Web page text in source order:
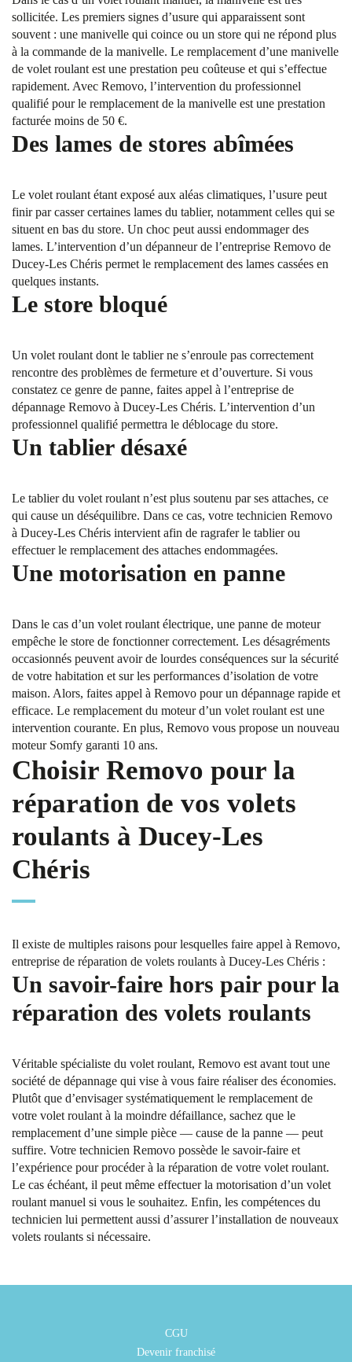
sollicitée. Les premiers signes d’usure qui apparaissent sont
souvent : une manivelle qui coince ou un store qui ne répond plus
à la commande de la manivelle. Le remplacement d’une manivelle
de volet roulant est une prestation peu coûteuse et qui s’effectue
rapidement. Avec Removo, l’intervention du professionnel
qualifié pour le remplacement de la manivelle est une prestation
facturée moins de 50 €.
Des lames de stores abîmées
Le volet roulant étant exposé aux aléas climatiques, l’usure peut
finir par casser certaines lames du tablier, notamment celles qui se
situent en bas du store. Un choc peut aussi endommager des
lames. L’intervention d’un dépanneur de l’entreprise Removo de
Ducey-Les Chéris permet le remplacement des lames cassées en
quelques instants.
Le store bloqué
Un volet roulant dont le tablier ne s’enroule pas correctement
rencontre des problèmes de fermeture et d’ouverture. Si vous
constatez ce genre de panne, faites appel à l’entreprise de
dépannage Removo à Ducey-Les Chéris. L’intervention d’un
professionnel qualifié permettra le déblocage du store.
Un tablier désaxé
Le tablier du volet roulant n’est plus soutenu par ses attaches, ce
qui cause un déséquilibre. Dans ce cas, votre technicien Removo
à Ducey-Les Chéris intervient afin de ragrafer le tablier ou
effectuer le remplacement des attaches endommagées.
Une motorisation en panne
Dans le cas d’un volet roulant électrique, une panne de moteur
empêche le store de fonctionner correctement. Les désagréments
occasionnés peuvent avoir de lourdes conséquences sur la sécurité
de votre habitation et sur les performances d’isolation de votre
maison. Alors, faites appel à Removo pour un dépannage rapide et
efficace. Le remplacement du moteur d’un volet roulant est une
intervention courante. En plus, Removo vous propose un nouveau
moteur Somfy garanti 10 ans.
Choisir Removo pour la
réparation de vos volets
roulants à Ducey-Les
Chéris
Il existe de multiples raisons pour lesquelles faire appel à Removo,
entreprise de réparation de volets roulants à Ducey-Les Chéris :
Un savoir-faire hors pair pour la
réparation des volets roulants
Véritable spécialiste du volet roulant, Removo est avant tout une
société de dépannage qui vise à vous faire réaliser des économies.
Plutôt que d’envisager systématiquement le remplacement de
votre volet roulant à la moindre défaillance, sachez que le
remplacement d’une simple pièce — cause de la panne — peut
suffire. Votre technicien Removo possède le savoir-faire et
l’expérience pour procéder à la réparation de votre volet roulant.
Le cas échéant, il peut même effectuer la motorisation d’un volet
roulant manuel si vous le souhaitez. Enfin, les compétences du
technicien lui permettent aussi d’assurer l’installation de nouveaux
volets roulants si nécessaire.
CGU
Devenir franchisé